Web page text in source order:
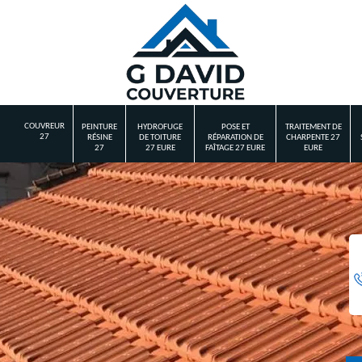
COUVREUR
27
PEINTURE
RÉSINE
27
HYDROFUGE
DE TOITURE
27 EURE
POSE ET
RÉPARATION DE
FAÎTAGE 27 EURE
TRAITEMENT DE
CHARPENTE 27
EURE